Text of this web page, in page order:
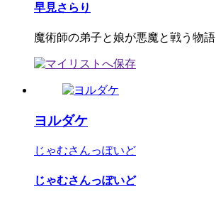
早見さらり
魔術師の弟子と娘が悪魔と戦う物語
ヨルダケ
じゃむさんっぽいど
じゃむさんっぽいど